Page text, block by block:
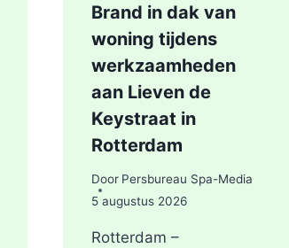
Brand in dak van
woning tijdens
werkzaamheden
aan Lieven de
Keystraat in
Rotterdam
Door Persbureau Spa-Media
5 augustus 2026
Rotterdam –